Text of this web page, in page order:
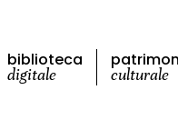
biblioteca
digitale culturale